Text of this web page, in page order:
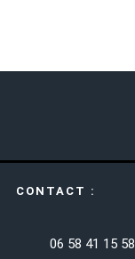
CONTACT :
06 58 41 15 58